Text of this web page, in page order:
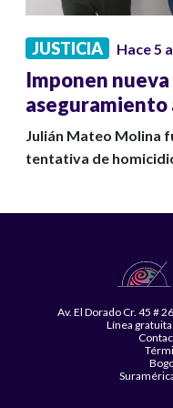
JUSTICIA Hace 5
Imponen
aseguramiento
Julián Mateo Molina
tentativa de
Av. El Dorado Cr. 45 #
Línea